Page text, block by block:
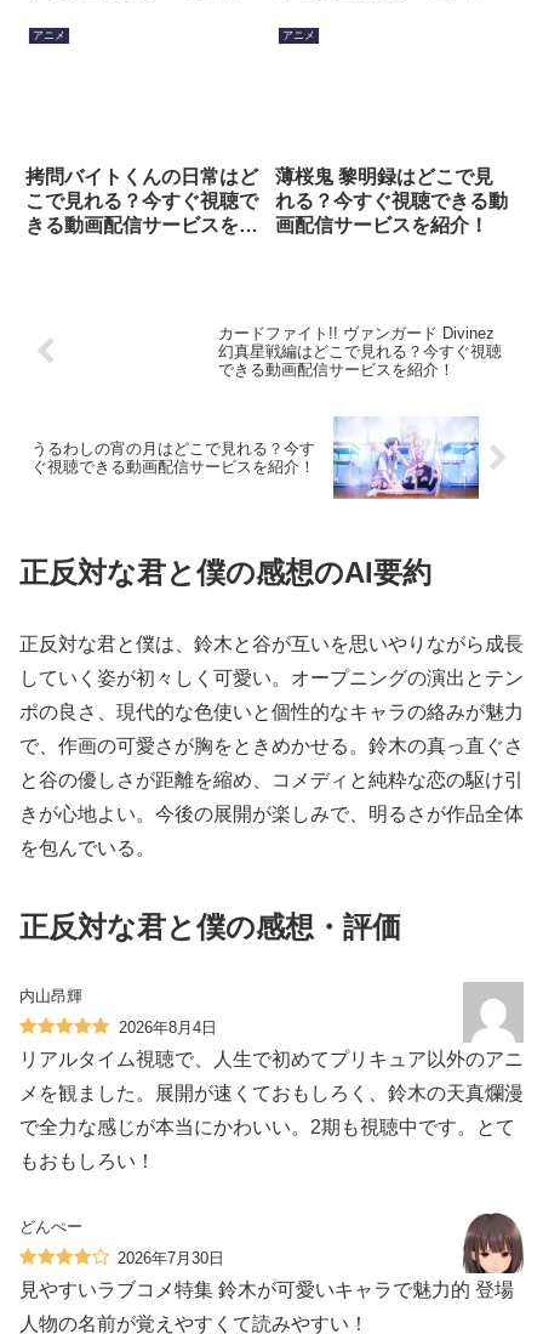
アニメ
拷問バイトくんの日常はど
こで見れる？今すぐ視聴で
きる動画配信サービスを紹
アニメ
薄桜鬼 黎明録はどこで見
れる？今すぐ視聴できる動
画配信サービスを紹介！
カードファイト!! ヴァンガード Divinez
幻真星戦編はどこで見れる？今すぐ視聴
できる動画配信サービスを紹介！
うるわしの宵の月はどこで見れる？今す
ぐ視聴できる動画配信サービスを紹介！
正反対な君と僕の感想のAI要約
正反対な君と僕は、鈴木と谷が互いを思いやりながら成長
していく姿が初々しく可愛い。オープニングの演出とテン
ポの良さ、現代的な色使いと個性的なキャラの絡みが魅力
で、作画の可愛さが胸をときめかせる。鈴木の真っ直ぐさ
と谷の優しさが距離を縮め、コメディと純粋な恋の駆け引
きが心地よい。今後の展開が楽しみで、明るさが作品全体
を包んでいる。
正反対な君と僕の感想・評価
内山昂輝
2026年8月4日
リアルタイム視聴で、人生で初めてプリキュア以外のアニ
メを観ました。展開が速くておもしろく、鈴木の天真爛漫
で全力な感じが本当にかわいい。2期も視聴中です。とて
もおもしろい！
どんぺー
2026年7月30日
見やすいラブコメ特集 鈴木が可愛いキャラで魅力的 登場
人物の名前が覚えやすくて読みやすい！